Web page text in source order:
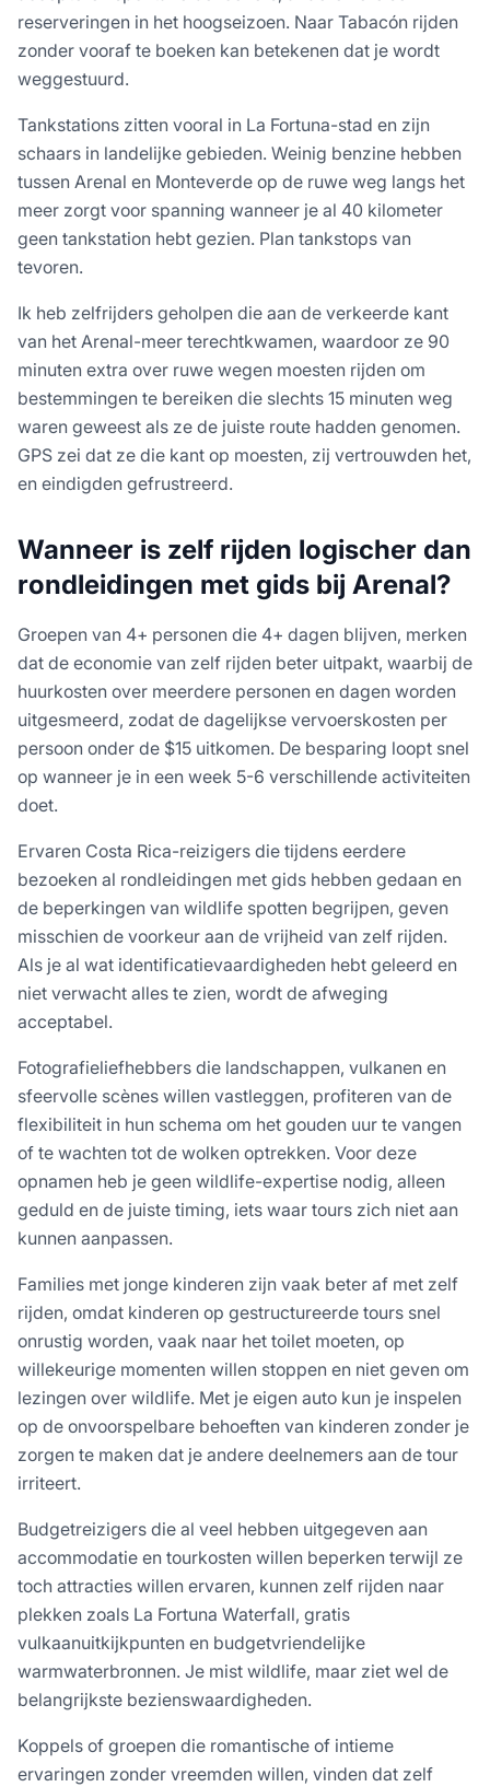
reserveringen in het hoogseizoen. Naar Tabacón rijden
zonder vooraf te boeken kan betekenen dat je wordt
weggestuurd.
Tankstations zitten vooral in La Fortuna-stad en zijn
schaars in landelijke gebieden. Weinig benzine hebben
tussen Arenal en Monteverde op de ruwe weg langs het
meer zorgt voor spanning wanneer je al 40 kilometer
geen tankstation hebt gezien. Plan tankstops van
tevoren.
Ik heb zelfrijders geholpen die aan de verkeerde kant
van het Arenal-meer terechtkwamen, waardoor ze 90
minuten extra over ruwe wegen moesten rijden om
bestemmingen te bereiken die slechts 15 minuten weg
waren geweest als ze de juiste route hadden genomen.
GPS zei dat ze die kant op moesten, zij vertrouwden het,
en eindigden gefrustreerd.
Wanneer is zelf rijden logischer dan
rondleidingen met gids bij Arenal?
Groepen van 4+ personen die 4+ dagen blijven, merken
dat de economie van zelf rijden beter uitpakt, waarbij de
huurkosten over meerdere personen en dagen worden
uitgesmeerd, zodat de dagelijkse vervoerskosten per
persoon onder de $15 uitkomen. De besparing loopt snel
op wanneer je in een week 5-6 verschillende activiteiten
doet.
Ervaren Costa Rica-reizigers die tijdens eerdere
bezoeken al rondleidingen met gids hebben gedaan en
de beperkingen van wildlife spotten begrijpen, geven
misschien de voorkeur aan de vrijheid van zelf rijden.
Als je al wat identificatievaardigheden hebt geleerd en
niet verwacht alles te zien, wordt de afweging
acceptabel.
Fotografieliefhebbers die landschappen, vulkanen en
sfeervolle scènes willen vastleggen, profiteren van de
flexibiliteit in hun schema om het gouden uur te vangen
of te wachten tot de wolken optrekken. Voor deze
opnamen heb je geen wildlife-expertise nodig, alleen
geduld en de juiste timing, iets waar tours zich niet aan
kunnen aanpassen.
Families met jonge kinderen zijn vaak beter af met zelf
rijden, omdat kinderen op gestructureerde tours snel
onrustig worden, vaak naar het toilet moeten, op
willekeurige momenten willen stoppen en niet geven om
lezingen over wildlife. Met je eigen auto kun je inspelen
op de onvoorspelbare behoeften van kinderen zonder je
zorgen te maken dat je andere deelnemers aan de tour
irriteert.
Budgetreizigers die al veel hebben uitgegeven aan
accommodatie en tourkosten willen beperken terwijl ze
toch attracties willen ervaren, kunnen zelf rijden naar
plekken zoals La Fortuna Waterfall, gratis
vulkaanuitkijkpunten en budgetvriendelijke
warmwaterbronnen. Je mist wildlife, maar ziet wel de
belangrijkste bezienswaardigheden.
Koppels of groepen die romantische of intieme
ervaringen zonder vreemden willen, vinden dat zelf